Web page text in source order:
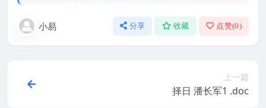
小易 分享 收藏 点赞(0)
上一篇
择日 潘长军1 .doc